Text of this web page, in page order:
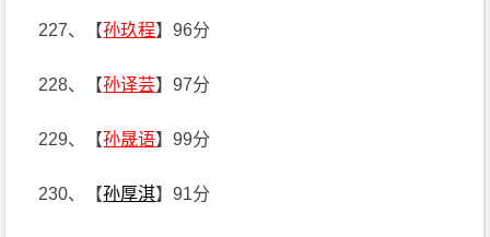
227、【孙玖程】96分
228、【孙译芸】97分
229、【孙晟语】99分
230、【孙厚淇】91分